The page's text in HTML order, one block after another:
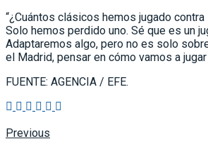
“¿Cuántos clásicos hemos jugado contra
Solo hemos perdido uno. Sé que es un
Adaptaremos algo, pero no es solo
el Madrid, pensar en cómo vamos a
FUENTE: AGENCIA / EFE.
Previous